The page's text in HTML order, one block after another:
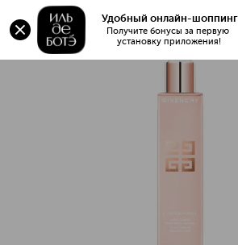
Удобный онлайн-шоппинг
Получите бонусы за первую
установку приложения!